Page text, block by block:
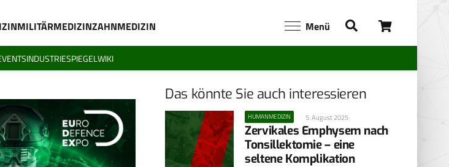
MILITÄRMEDIZINZAHNMEDIZIN Menü
INDUSTRIESPIEGELWIKI
Das könnte Sie auch interessieren
HUMANMEDIZIN 5. August 2025
Zervikales Emphysem nach
Tonsillektomie – eine
seltene Komplikation